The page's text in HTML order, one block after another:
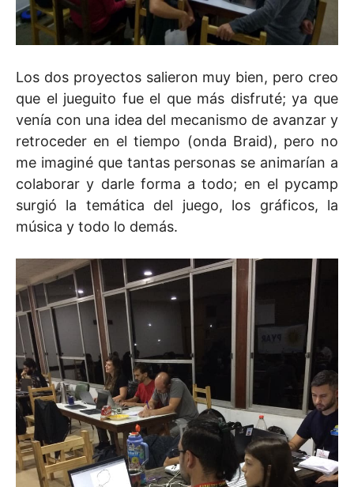
Los dos proyectos salieron muy bien, pero creo
que el jueguito fue el que más disfruté; ya que
venía con una idea del mecanismo de avanzar y
retroceder en el tiempo (onda Braid), pero no
me imaginé que tantas personas se animarían a
colaborar y darle forma a todo; en el pycamp
surgió la temática del juego, los gráficos, la
música y todo lo demás.